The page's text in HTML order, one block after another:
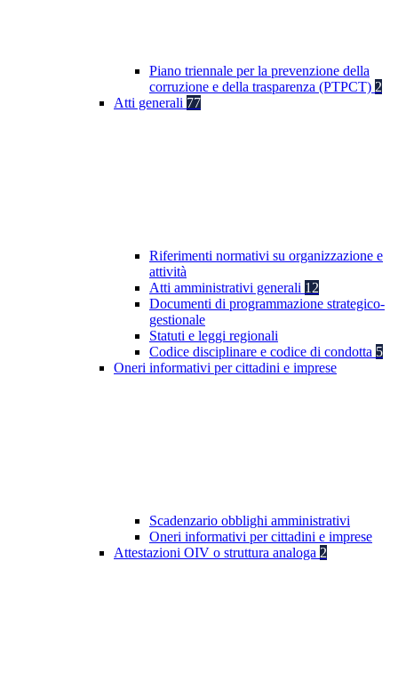
Piano triennale per la prevenzione della
corruzione e della trasparenza (PTPCT) 2
Atti generali 77
Riferimenti normativi su organizzazione e
attività
Atti amministrativi generali 12
Documenti di programmazione strategico-
gestionale
Statuti e leggi regionali
Codice disciplinare e codice di condotta 5
Oneri informativi per cittadini e imprese
Scadenzario obblighi amministrativi
Oneri informativi per cittadini e imprese
Attestazioni OIV o struttura analoga 2